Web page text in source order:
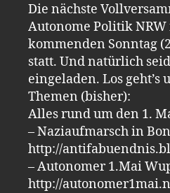
Die nächste
Autonome Politik
kommenden Sonntag
statt. Und natürlich
eingeladen. Los geht’s
Themen (bisher):
Alles rund um den 1.
– Naziaufmarsch in
http://
– Autonomer 1.Mai
http://